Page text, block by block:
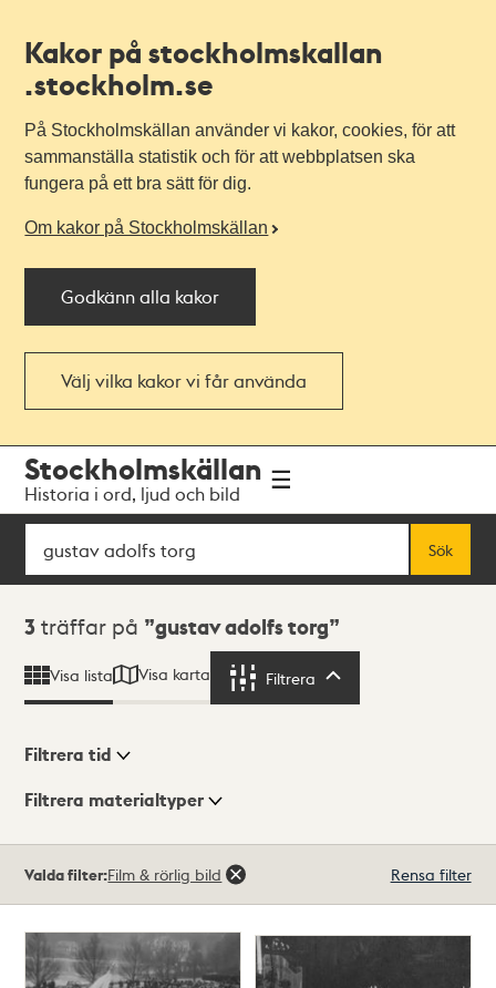
Kakor på stockholmskallan
.stockholm.se
På Stockholmskällan använder vi kakor, cookies, för att
sammanställa statistik och för att webbplatsen ska
fungera på ett bra sätt för dig.
Om kakor på Stockholmskällan
Godkänn alla kakor
Välj vilka kakor vi får använda
navigationen
huvudinnehållet
Stockholmskällan
Historia i ord, ljud och bild
Sök
Sök
Sökresultat
3 träffar på gustav adolfs torg
Visa lista Visa karta Filtrera
Visningsläge
Filtrera tid
Filtrera materialtyper
träffar
Valda filter:Film & rörlig bild Rensa filter